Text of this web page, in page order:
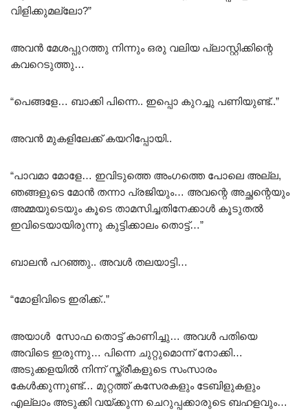
വിളിക്കുമല്ലോ?”
അവൻ മേശപ്പുറത്തു നിന്നും ഒരു വലിയ പ്ലാസ്റ്റിക്കിന്റെ
കവറെടുത്തു…
“പെങ്ങളേ… ബാക്കി പിന്നെ.. ഇപ്പൊ കുറച്ചു പണിയുണ്ട്..”
അവൻ മുകളിലേക്ക് കയറിപ്പോയി..
“പാവമാ മോളേ… ഇവിടുത്തെ അംഗത്തെ പോലെ അല്ല,
ഞങ്ങളുടെ മോൻ തന്നാ പ്രജിയും… അവന്റെ അച്ഛന്റെയും
അമ്മയുടെയും കൂടെ താമസിച്ചതിനേക്കാൾ കൂടുതൽ
ഇവിടെയായിരുന്നു കുട്ടിക്കാലം തൊട്ട്…”
ബാലൻ പറഞ്ഞു.. അവൾ തലയാട്ടി…
“മോളിവിടെ ഇരിക്ക്..”
അയാൾ സോഫ തൊട്ട് കാണിച്ചു… അവൾ പതിയെ
അവിടെ ഇരുന്നു… പിന്നെ ചുറ്റുമൊന്ന് നോക്കി…
അടുക്കളയിൽ നിന്ന് സ്ത്രീകളുടെ സംസാരം
കേൾക്കുന്നുണ്ട്… മുറ്റത്ത് കസേരകളും ടേബിളുകളും
എല്ലാം അടുക്കി വയ്ക്കുന്ന ചെറുപ്പക്കാരുടെ ബഹളവും…